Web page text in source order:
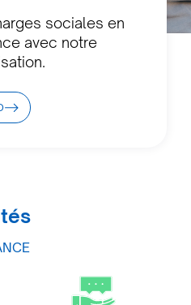
sociales en
avec notre